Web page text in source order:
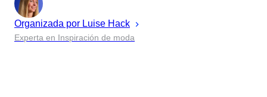
Organizada por Luise Hack
Experta en Inspiración de moda